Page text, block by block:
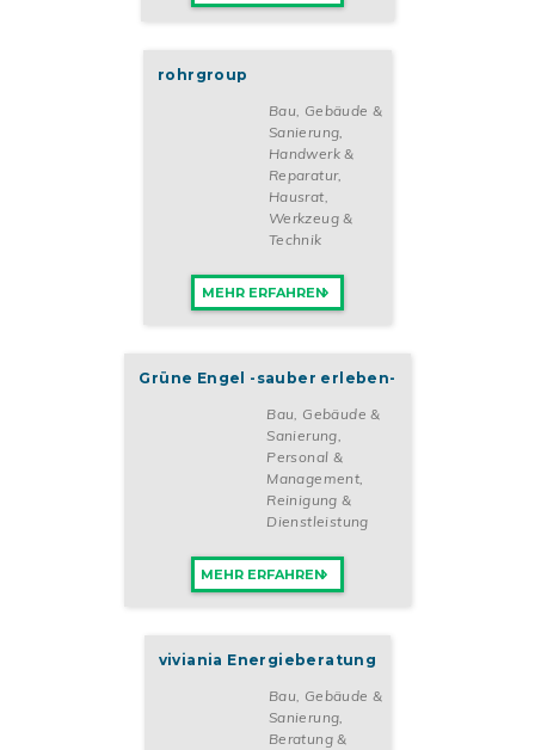
rohrgroup
Bau, Gebäude &
Sanierung,
Handwerk &
Reparatur,
Hausrat,
Werkzeug &
Technik
MEHR ERFAHREN
Grüne Engel -sauber erleben-
Bau, Gebäude &
Sanierung,
Personal &
Management,
Reinigung &
Dienstleistung
MEHR ERFAHREN
viviania Energieberatung
Bau, Gebäude &
Sanierung,
Beratung &